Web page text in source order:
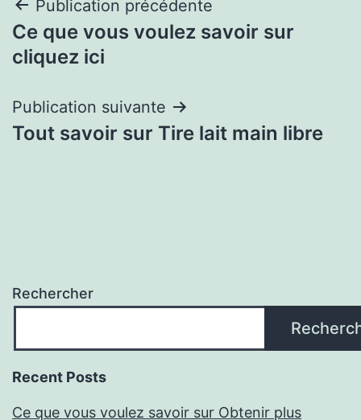
Navigation
de
Publication précédente
Ce que vous voulez savoir sur
cliquez ici
Publication suivante
Tout savoir sur Tire lait main libre
Rechercher
Recent Posts
Ce que vous voulez savoir sur Obtenir plus